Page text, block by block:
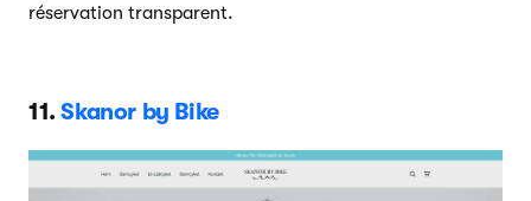
réservation transparent.
11.Skanor by Bike